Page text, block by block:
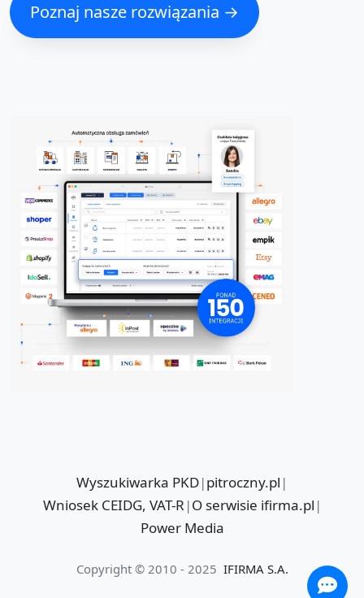
Poznaj nasze rozwiązania →
Wyszukiwarka PKD|pitroczny.pl |
Wniosek CEIDG, VAT-R |O serwisie ifirma.pl |
Power Media
Copyright © 2010 - 2025 IFIRMA S.A.